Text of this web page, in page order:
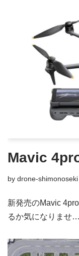
Mavic
by drone-shimonoseki
新発売のMavic
るか気になりませ…